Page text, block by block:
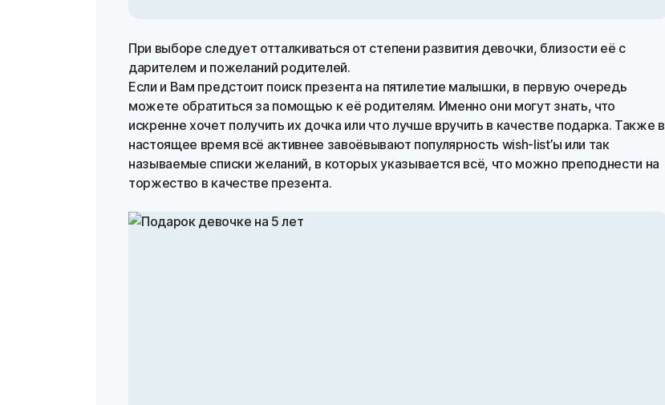
При выборе следует отталкиваться от степени развития девочки, близости её с
дарителем и пожеланий родителей.
Если и Вам предстоит поиск презента на пятилетие малышки, в первую очередь
можете обратиться за помощью к её родителям. Именно они могут знать, что
искренне хочет получить их дочка или что лучше вручить в качестве подарка. Также в
настоящее время всё активнее завоёвывают популярность wish-list’ы или так
называемые списки желаний, в которых указывается всё, что можно преподнести на
торжество в качестве презента.